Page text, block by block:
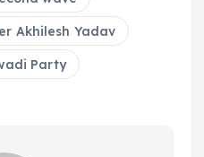
Akhilesh Yadav
Party